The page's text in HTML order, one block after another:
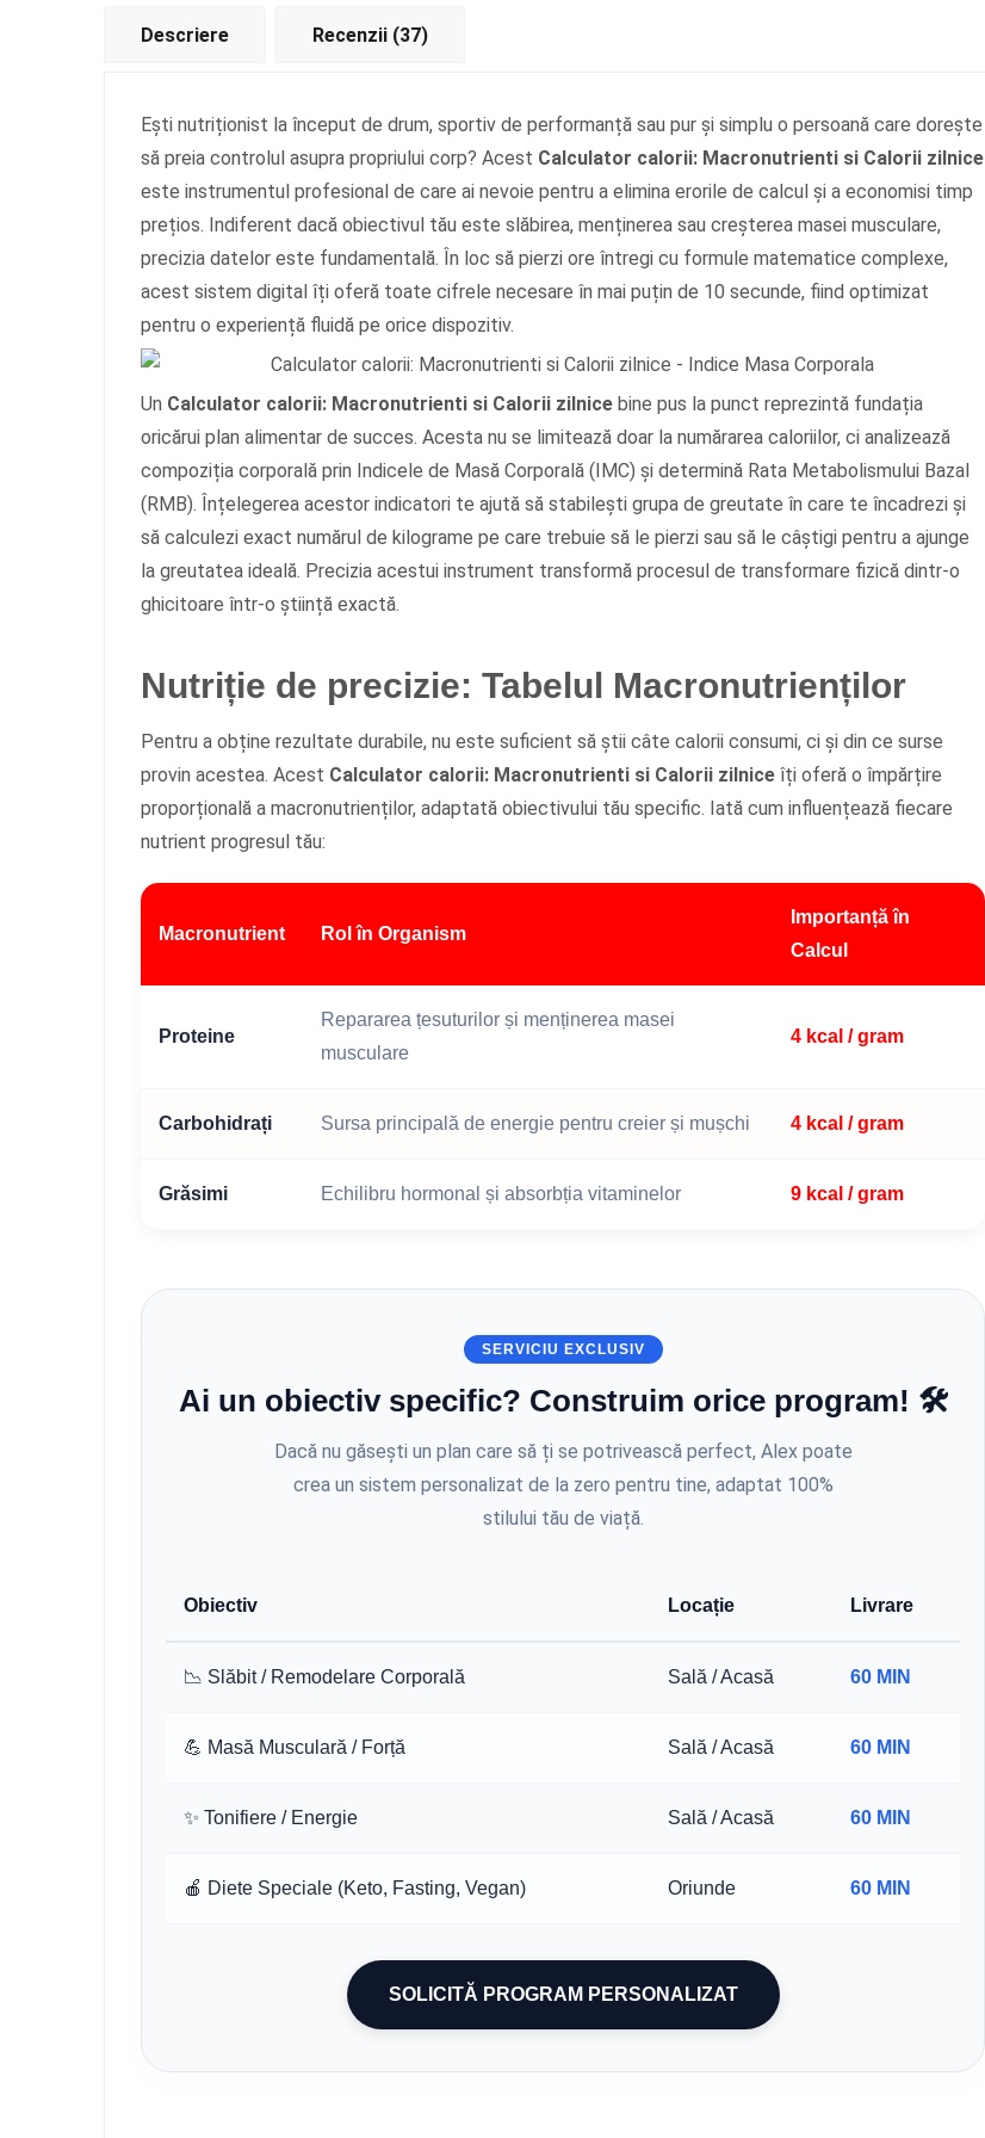
Descriere Recenzii (37)
Ești nutriționist la început de drum, sportiv de performanță sau pur și simplu o persoană care dorește
să preia controlul asupra propriului corp? Acest Calculator calorii: Macronutrienti si Calorii zilnice
este instrumentul profesional de care ai nevoie pentru a elimina erorile de calcul și a economisi timp
prețios. Indiferent dacă obiectivul tău este slăbirea, menținerea sau creșterea masei musculare,
precizia datelor este fundamentală. În loc să pierzi ore întregi cu formule matematice complexe,
acest sistem digital îți oferă toate cifrele necesare în mai puțin de 10 secunde, fiind optimizat
pentru o experiență fluidă pe orice dispozitiv.
Un Calculator calorii: Macronutrienti si Calorii zilnice bine pus la punct reprezintă fundația
oricărui plan alimentar de succes. Acesta nu se limitează doar la numărarea caloriilor, ci analizează
compoziția corporală prin Indicele de Masă Corporală (IMC) și determină Rata Metabolismului Bazal
(RMB). Înțelegerea acestor indicatori te ajută să stabilești grupa de greutate în care te încadrezi și
să calculezi exact numărul de kilograme pe care trebuie să le pierzi sau să le câștigi pentru a ajunge
la greutatea ideală. Precizia acestui instrument transformă procesul de transformare fizică dintr-o
ghicitoare într-o știință exactă.
Nutriție de precizie: Tabelul Macronutrienților
Pentru a obține rezultate durabile, nu este suficient să știi câte calorii consumi, ci și din ce surse
provin acestea. Acest Calculator calorii: Macronutrienti si Calorii zilnice îți oferă o împărțire
proporțională a macronutrienților, adaptată obiectivului tău specific. Iată cum influențează fiecare
nutrient progresul tău:
Macronutrient Rol în Organism
Importanță în
Calcul
Proteine
Repararea țesuturilor și menținerea masei
musculare
4 kcal / gram
Carbohidrați Sursa principală de energie pentru creier și mușchi 4 kcal / gram
Grăsimi Echilibru hormonal și absorbția vitaminelor 9 kcal / gram
SERVICIU EXCLUSIV
Ai un obiectiv specific? Construim orice program! 🛠️
Dacă nu găsești un plan care să ți se potrivească perfect, Alex poate
crea un sistem personalizat de la zero pentru tine, adaptat 100%
stilului tău de viață.
Obiectiv Locație Livrare
📉 Slăbit / Remodelare Corporală Sală / Acasă 60 MIN
💪 Masă Musculară / Forță Sală / Acasă 60 MIN
✨ Tonifiere / Energie Sală / Acasă 60 MIN
🍎 Diete Speciale (Keto, Fasting, Vegan) Oriunde 60 MIN
SOLICITĂ PROGRAM PERSONALIZAT